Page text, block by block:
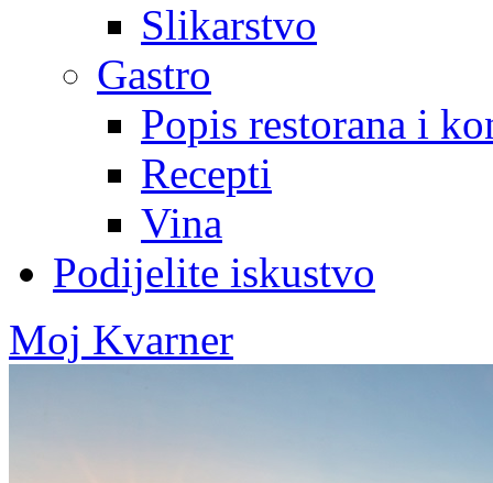
Slikarstvo
Gastro
Popis restorana i
Recepti
Vina
Podijelite iskustvo
Moj Kvarner